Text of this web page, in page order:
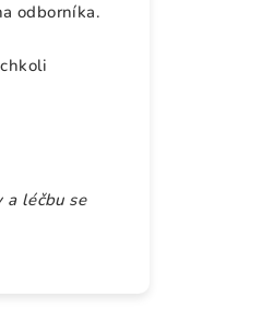
odborníka.
a léčbu se